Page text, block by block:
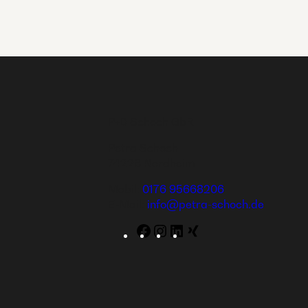
0176 95668206
info@petra-schoch.de
Facebook
Instagram
LinkedIn